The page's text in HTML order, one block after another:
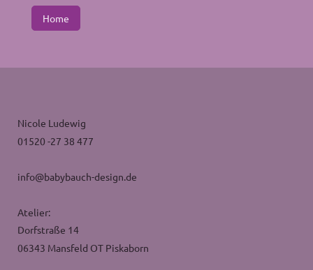
Home
Nicole Ludewig
01520 -27 38 477
info@babybauch-design.de
Atelier:
Dorfstraße 14
06343 Mansfeld OT Piskaborn